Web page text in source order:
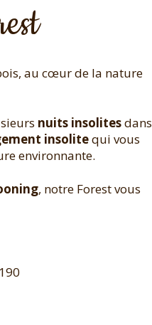
au cœur de la nature
nuits insolitesdans
insolitequi vous
environnante.
, notre Forest vous